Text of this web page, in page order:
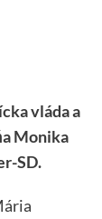
vláda a
Monika
SD.